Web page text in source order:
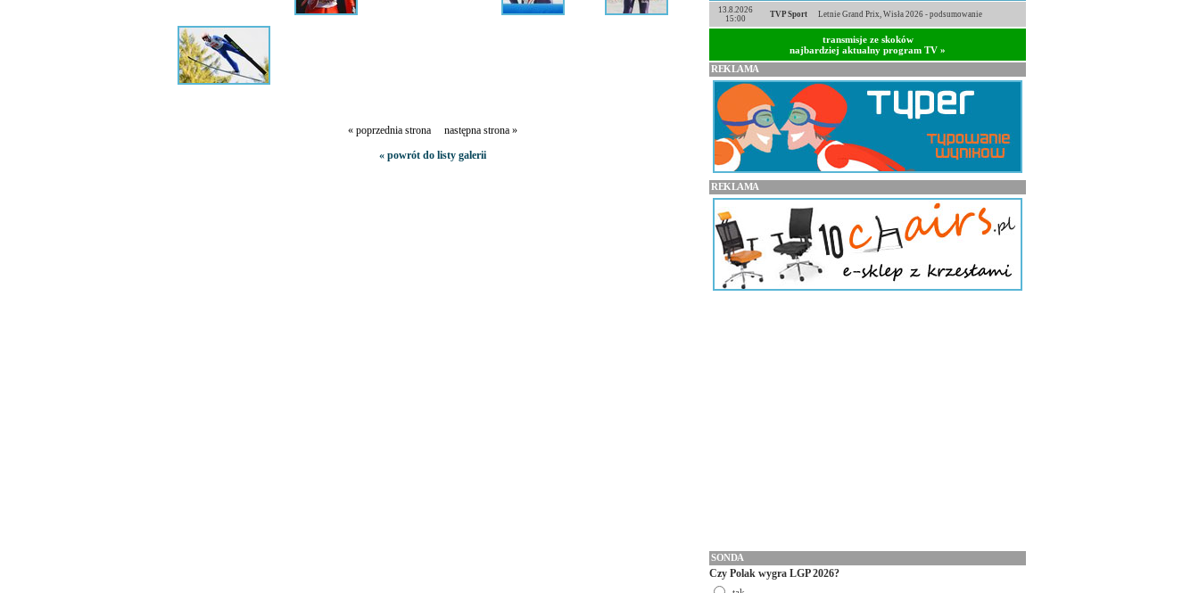
« poprzednia strona następna strona »
« powrót do listy galerii
13.8.2026
15:00
TVP Sport Letnie Grand Prix, Wisła 2026 - podsumowanie
transmisje ze skoków
najbardziej aktualny program TV »
REKLAMA
REKLAMA
SONDA
Czy Polak wygra LGP 2026?